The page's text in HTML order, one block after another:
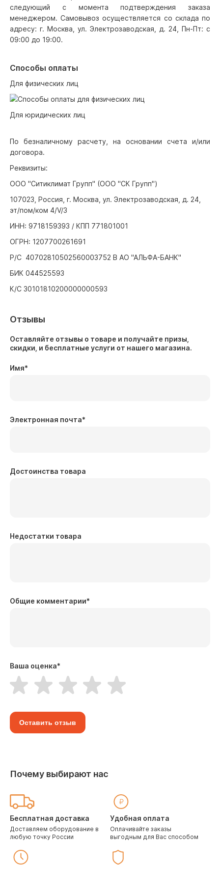
следующий с момента подтверждения заказа
менеджером. Самовывоз осуществляется со склада по
адресу: г. Москва, ул. Электрозаводская, д. 24, Пн-Пт: с
09:00 до 19:00.
Способы оплаты
Для физических лиц
Для юридических лиц
По безналичному расчету, на основании счета и/или
договора.
Реквизиты:
ООО "Ситиклимат Групп" (ООО "СК Групп")
107023, Россия, г. Москва, ул. Электрозаводская, д. 24,
эт/пом/ком 4/V/3
ИНН: 9718159393 / КПП 771801001
ОГРН: 1207700261691
Р/С 40702810502560003752 В АО "АЛЬФА-БАНК"
БИК 044525593
К/С 30101810200000000593
Отзывы
Оставляйте отзывы о товаре и получайте призы,
скидки, и бесплатные услуги от нашего магазина.
Имя*
Электронная почта*
Достоинства товара
Недостатки товара
Общие комментарии*
Ваша оценка*
Оставить отзыв
Почему выбирают нас
Бесплатная доставка
Доставляем оборудование в
любую точку России
Удобная оплата
Оплачивайте заказы
выгодным для Вас способом